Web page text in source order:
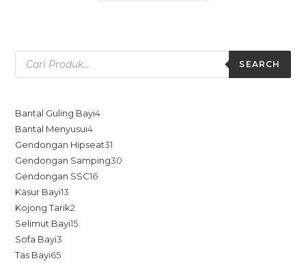
SEARCH
Bantal Guling Bayi4
Bantal Menyusui4
Gendongan Hipseat31
Gendongan Samping30
Gendongan SSC16
Kasur Bayi13
Kojong Tarik2
Selimut Bayi15
Sofa Bayi3
Tas Bayi65